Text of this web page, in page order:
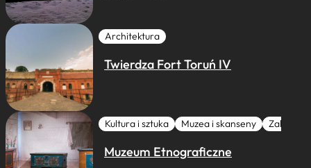
Architektura
Twierdza Fort Toruń IV
Kultura i sztuka Muzea i skanseny Zabytki I
Muzeum Etnograficzne